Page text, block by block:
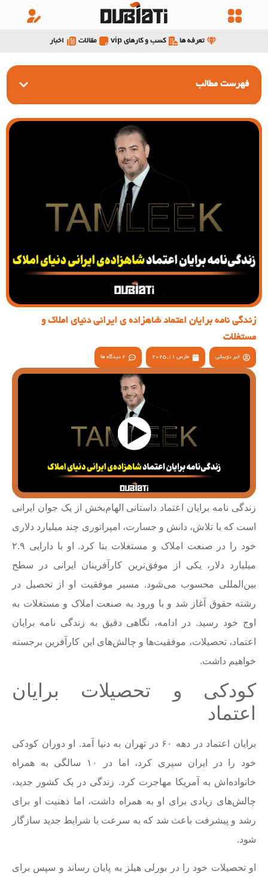
تعرفه ها کسب و کارهای vip مقالات اخبار
زندگی نامه برایان اعتماد شاهزاده ی ایرانی دنیای املاک و
مستغلات
خبر دوبیاتی مارس 11, 2025 2 دیدگاه ها
زندگی نامه برایان اعتماد داستانی الهام‌بخش از یک جوان ایرانی
است که با تلاش، دانش و جسارت، امپراتوری چند میلیارد دلاری
خود را در صنعت املاک و مستغلات بنا کرد. او با دارایی ۲.۹
میلیارد دلار، یکی از موفق‌ترین کارآفرینان ایرانی در سطح
بین‌المللی محسوب می‌شود. مسیر موفقیت او از تحصیل در
رشته حقوق آغاز شد و با ورود به صنعت املاک و مستغلات به
اوج خود رسید. در ادامه، نگاهی دقیق به زندگی نامه برایان
اعتماد، تحصیلات، موفقیت‌ها و چالش‌های این کارآفرین برجسته
خواهیم داشت.
کودکی و تحصیلات برایان
اعتماد
برایان اعتماد در دهه ۶۰ در تهران به دنیا آمد. او دوران کودکی
خود را در ایران سپری کرد، اما در ۱۰ سالگی به همراه
خانواده‌اش به آمریکا مهاجرت کرد. زندگی در یک کشور جدید،
چالش‌های زیادی برای او به همراه داشت، اما ذهنیت او برای
رشد و پیشرفت باعث شد که به سرعت با شرایط جدید سازگار
شود.
او تحصیلات خود را در بورلی هیلز به پایان رساند و سپس برای
فهرست مطالب